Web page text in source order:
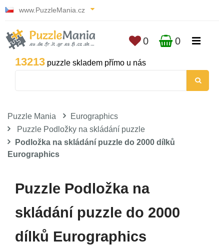
www.PuzzleMania.cz
13213 puzzle skladem přímo u nás
0 0
Puzzle Mania
Eurographics
Puzzle Podložky na skládání puzzle
Podložka na skládání puzzle do 2000 dílků
Eurographics
Puzzle Podložka na
skládání puzzle do 2000
dílků Eurographics